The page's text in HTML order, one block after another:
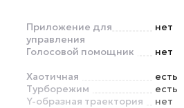
Приложение для
управления
нет
Голосовой помощник
нет
Хаотичная
есть
Турборежим
есть
Y-образная траектория
нет